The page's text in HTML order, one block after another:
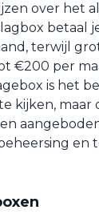
over het
betaal
terwijl
€200 per
is het
kijken, maar
en